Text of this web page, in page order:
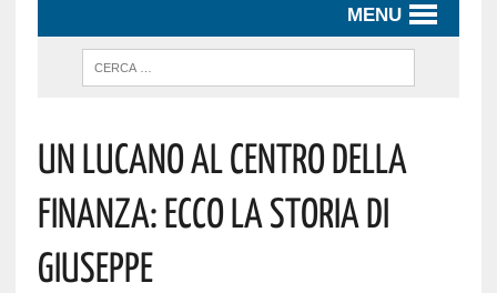
MENU
Un Lucano Al Centro Della
Finanza: Ecco La Storia Di
Giuseppe